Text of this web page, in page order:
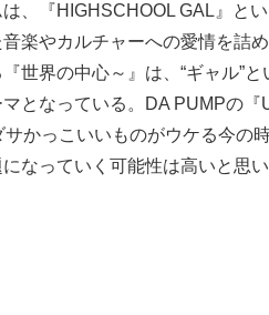
は、『HIGHSCHOOL GAL』と
楽やカルチャーへの愛情を詰
世界の中心～』は、“ギャル”
となっている。DA PUMPの
かっこいいものがウケる今の
なっていく可能性は高いと思